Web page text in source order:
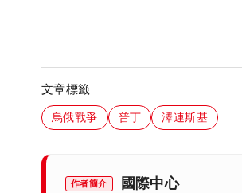
文章標籤
烏俄戰爭 普丁 澤連斯基
作者簡介 國際中心